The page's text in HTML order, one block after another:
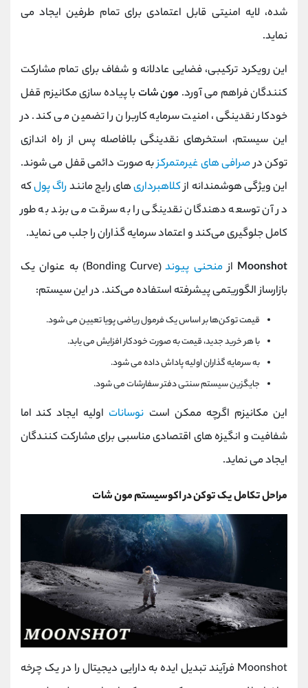
شده، لایه امنیتی قابل اعتمادی برای تمام طرفین ایجاد می
‌نماید.
این رویکرد ترکیبی، فضایی عادلانه و شفاف برای تمام مشارکت‌
کنندگان فراهم می ‌آورد. مون شاتبا پیاده‌ سازی مکانیزم قفل
خودکار نقدینگی، امنیت سرمایه کاربران را تضمین می کند. در
این سیستم، استخرهای نقدینگی بلافاصله پس از راه ‌اندازی
توکن درصرافی ‌های غیرمتمرکزبه صورت دائمی قفل می‌ شوند.
این ویژگی هوشمندانه ازکلاهبرداری‌های رایج مانند راگ پولکه
در آن توسعه ‌دهندگان نقدینگی را به سرقت می ‌برند به طور
کامل جلوگیری می‌کند و اعتماد سرمایه‌ گذاران را جلب می ‌نماید.
Moonshot ازمنحنی پیوند
(Bonding Curve) به عنوان یک
بازارساز الگوریتمی پیشرفته استفاده می‌کند. در این سیستم:
قیمت توکن‌ها بر اساس یک فرمول ریاضی پویا تعیین می ‌شود.
با هر خرید جدید، قیمت به صورت خودکار افزایش می ‌یابد.
به سرمایه ‌گذاران اولیه پاداش داده می ‌شود.
جایگزین سیستم سنتی دفتر سفارشات می‌ شود.
این مکانیزم اگرچه ممکن است نوسانات اولیه ایجاد کند اما
شفافیت و انگیزه‌ های اقتصادی مناسبی برای مشارکت ‌کنندگان
ایجاد می‌ نماید.
مراحل تکامل یک توکن در اکوسیستم مون شات
Moonshot فرآیند تبدیل ایده به دارایی دیجیتال را در یک چرخه